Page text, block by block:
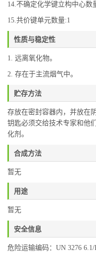
14.不确定化学键立构中心数
15.共价键单元数量:1
性质与稳定性
1. 远离氧化物。
2. 存在于主流烟气中。
贮存方法
存放在密封容器内，并放在
钥匙必须交给技术专家和他
化剂。
合成方法
暂无
用途
暂无
安全信息
危险运输编码：UN 3276 6.1/